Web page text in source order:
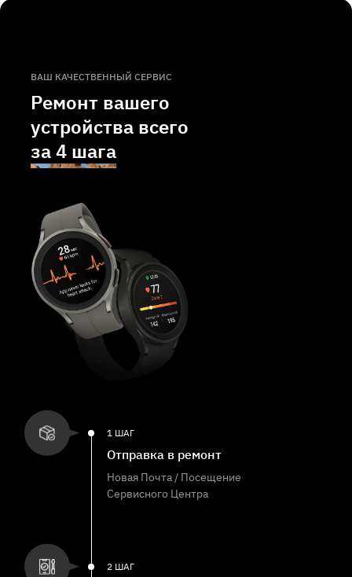
ВАШ КАЧЕСТВЕННЫЙ СЕРВИС
Ремонт вашего
устройства всего
за4 шага
1 ШАГ
Отправка в ремонт
Новая Почта / Посещение
Сервисного Центра
2 ШАГ